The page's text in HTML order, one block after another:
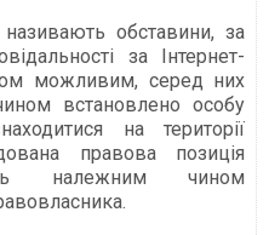
обставини, за
за Інтернет-
можливим, серед них
встановлено осо­бу
на території
правова позиція
належним чином